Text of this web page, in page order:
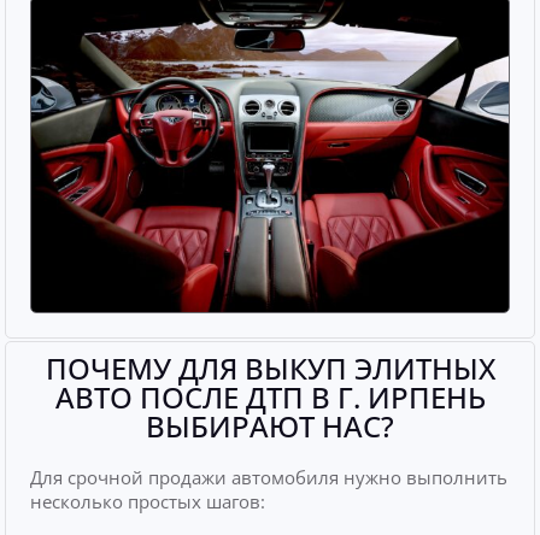
ПОЧЕМУ ДЛЯ ВЫКУП ЭЛИТНЫХ
АВТО ПОСЛЕ ДТП В Г. ИРПЕНЬ
ВЫБИРАЮТ НАС?
Для срочной продажи автомобиля нужно выполнить
несколько простых шагов: